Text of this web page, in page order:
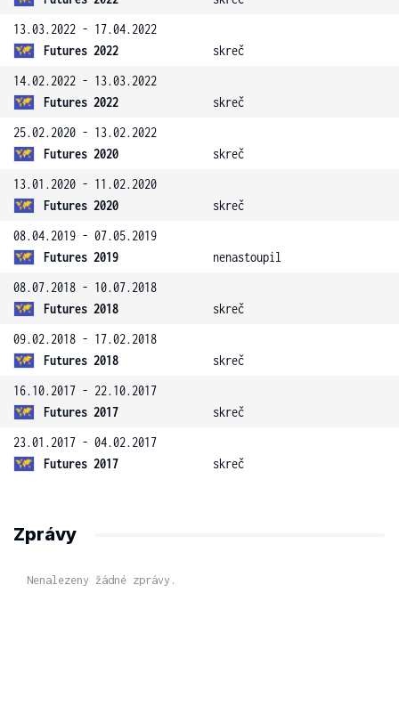
13.03.2022 - 17.04.2022
Futures 2022
skreč
14.02.2022 - 13.03.2022
Futures 2022
skreč
25.02.2020 - 13.02.2022
Futures 2020
skreč
13.01.2020 - 11.02.2020
Futures 2020
skreč
08.04.2019 - 07.05.2019
Futures 2019
nenastoupil
08.07.2018 - 10.07.2018
Futures 2018
skreč
09.02.2018 - 17.02.2018
Futures 2018
skreč
16.10.2017 - 22.10.2017
Futures 2017
skreč
23.01.2017 - 04.02.2017
Futures 2017
skreč
Zprávy
Nenalezeny žádné zprávy.